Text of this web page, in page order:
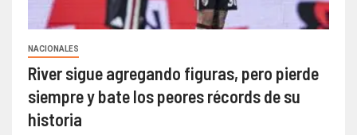
NACIONALES
River sigue agregando figuras, pero pierde
siempre y bate los peores récords de su
historia